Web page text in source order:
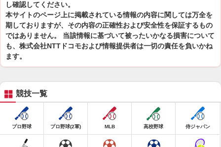
し確認してください。
本サイトのページ上に掲載されている情報の内容に関しては万全を
期しておりますが、その内容の正確性および安全性を保証するもの
ではありません。 当該情報に基づいて被ったいかなる損害について
も、株式会社NTTドコモおよび情報提供者は一切の責任を負いかね
ます。
競技一覧
プロ野球 プロ野球(2軍) MLB 高校野球 侍ジャパン